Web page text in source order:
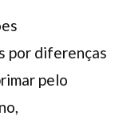
por diferenças
pelo